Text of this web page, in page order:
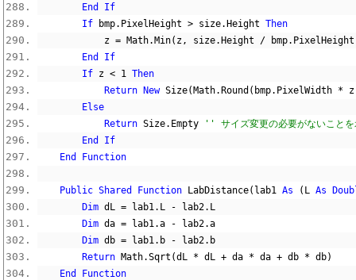
End
If
If bmp. PixelHeight > size. Height Then
            z
= Math. Min( z, size. Height / bmp. PixelHeight
End
If
If z < 1 Then
Return
New Size( Math. Round ( bmp. PixelWidth * z
Else
Return Size. Empty
'' サイズ変更の必要がないことを
End
If
End
Function
Public Shared Function LabDistance( lab1 As ( L As
Dim dL = lab1. L - lab2. L
Dim da = lab1.a - lab2.a
Dim db = lab1. b - lab2. b
Return Math.Sqrt (dL * dL + da * da + db * db)
End
Function